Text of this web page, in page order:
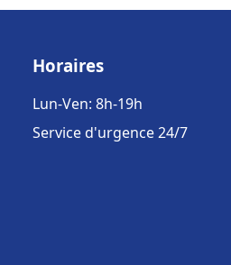
Horaires
Lun-Ven: 8h-19h
Service d'urgence 24/7